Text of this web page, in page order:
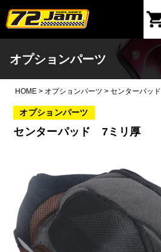
本文へ
オプションパーツ
HOME > オプションパーツ > センターパッ
オプションパーツ
センターパッド 7ミリ厚